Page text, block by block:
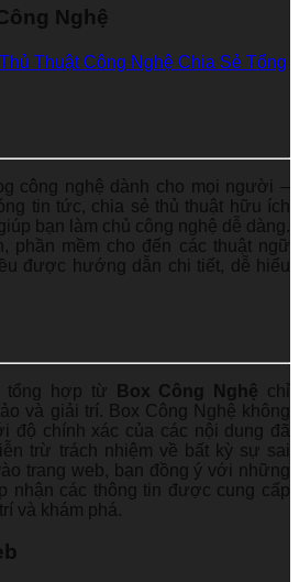
Nghệ
Thủ Thuật Công Nghệ Chia Sẻ Tổng
công nghệ dành cho mọi người –
tin tức, chia sẻ thủ thuật hữu ích
bạn làm chủ công nghệ dễ dàng.
phần mềm cho đến các thuật ngữ
được hướng dẫn chi tiết, dễ hiểu
tổng hợp từ Box Công Nghệ chỉ
và giải trí. Box Công Nghệ không
độ chính xác của các nội dung đã
trừ trách nhiệm về bất kỳ sự sai
trang web, bạn đồng ý với những
nhận các thông tin được cung cấp
và khám phá.